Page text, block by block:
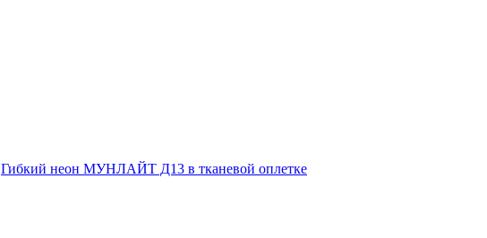
Гибкий неон МУНЛАЙТ Д13 в тканевой оплетке